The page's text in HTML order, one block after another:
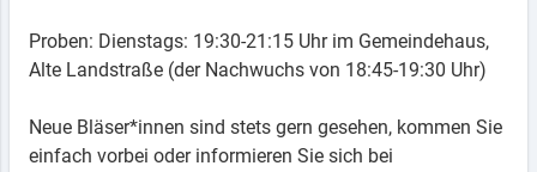
Proben: Dienstags: 19:30-21:15 Uhr im Gemeindehaus,
Alte Landstraße (der Nachwuchs von 18:45-19:30 Uhr)
Neue Bläser*innen sind stets gern gesehen, kommen Sie
einfach vorbei oder informieren Sie sich bei